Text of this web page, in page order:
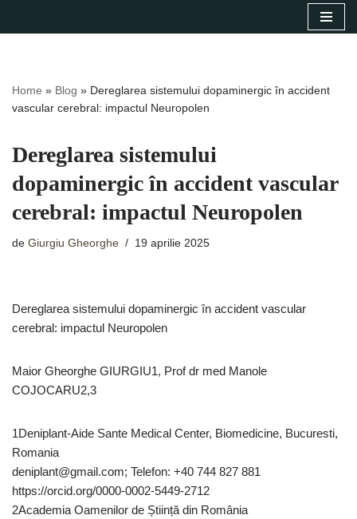
Home » Blog » Dereglarea sistemului dopaminergic în accident
vascular cerebral: impactul Neuropolen
Dereglarea sistemului
dopaminergic în accident vascular
cerebral: impactul Neuropolen
de Giurgiu Gheorghe 19 aprilie 2025
Dereglarea sistemului dopaminergic în accident vascular
cerebral: impactul Neuropolen
Maior Gheorghe GIURGIU1, Prof dr med Manole
COJOCARU2,3
1Deniplant-Aide Sante Medical Center, Biomedicine, Bucuresti,
Romania
deniplant@gmail.com; Telefon: +40 744 827 881
https://orcid.org/0000-0002-5449-2712
2Academia Oamenilor de Știință din România